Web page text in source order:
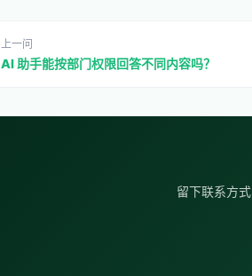
上一问
AI 助手能按部门权限回答不同内容吗？
留下联系方